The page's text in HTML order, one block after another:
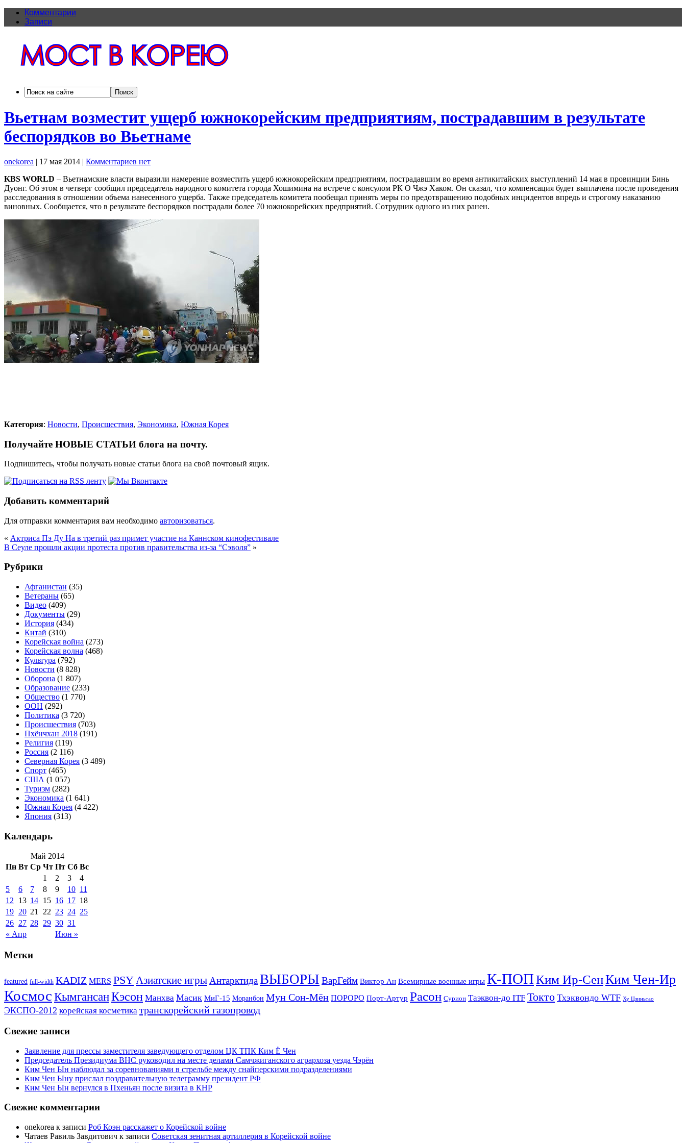
Комментарии
Записи
Вьетнам возместит ущерб южнокорейским предприятиям, пострадавшим в результате
беспорядков во Вьетнаме
onekorea | 17 мая 2014 | Комментариев нет
KBS WORLD – Вьетнамские власти выразили намерение возместить ущерб южнокорейским предприятиям, пострадавшим во время антикитайских выступлений 14 мая в провинции Бинь
Дуонг. Об этом в четверг сообщил председатель народного комитета города Хошимина на встрече с консулом РК О Чжэ Хаком. Он сказал, что компенсация будет выплачена после проведения
расследования в отношении объема нанесенного ущерба. Также председатель комитета пообещал принять меры по предотвращению подобных инцидентов впредь и строгому наказанию
виновных. Сообщается, что в результате беспорядков пострадали более 70 южнокорейских предприятий. Сотрудник одного из них ранен.
Категория: Новости, Происшествия, Экономика, Южная Корея
Получайте НОВЫЕ СТАТЬИ блога на почту.
Подпишитесь, чтобы получать новые статьи блога на свой почтовый ящик.
Добавить комментарий
Для отправки комментария вам необходимо авторизоваться.
« Актриса Пэ Ду На в третий раз примет участие на Каннском кинофестивале
В Сеуле прошли акции протеста против правительства из-за “Сэволя” »
Рубрики
Афганистан (35)
Ветераны (65)
Видео (409)
Документы (29)
История (434)
Китай (310)
Корейская война (273)
Корейская волна (468)
Культура (792)
Новости (8 828)
Оборона (1 807)
Образование (233)
Общество (1 770)
ООН (292)
Политика (3 720)
Происшествия (703)
Пхёнчхан 2018 (191)
Религия (119)
Россия (2 116)
Северная Корея (3 489)
Спорт (465)
США (1 057)
Туризм (282)
Экономика (1 641)
Южная Корея (4 422)
Япония (313)
Календарь
Май 2014
Пн Вт Ср Чт Пт Сб Вс
« Апр Июн »
1 2 3
4
5
6 7 8 9 10 11
12
13 14 15 16 17 18
19 20 21 22 23 24 25
26 27 28 29 30 31
Метки
featured full-width KADIZ MERS PSYАзиатские игры АнтарктидаВЫБОРЫ ВарГейм Виктор Ан Всемирные военные игры К-ПОПКим Ир-СенКим Чен-Ир
Космос КымгансанКэсон Манхва Масик МиГ-15 Моранбон Мун Сон-Мён ПОРОРО Порт-Артур Расон Сурион Таэквон-до ITF Токто Тхэквондо WTF Ху Цзиньтао
ЭКСПО-2012 корейская косметика транскорейский газопровод
Свежие записи
Заявление для прессы заместителя заведующего отделом ЦК ТПК Ким Ё Чен
Председатель Президиума ВНС руководил на месте делами Самчжиганского агрархоза уезда Чэрён
Ким Чен Ын наблюдал за соревнованиями в стрельбе между снайперскими подразделениями
Ким Чен Ыну прислал поздравительную телеграмму президент РФ
Ким Чен Ын вернулся в Пхеньян после визита в КНР
Свежие комментарии
onekorea к записи Роб Коэн расскажет о Корейской войне
Чатаев Равиль Завдитович к записи Советская зенитная артиллерия в Корейской войне